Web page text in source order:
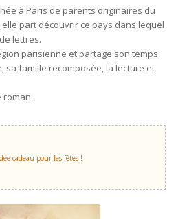
à Paris de parents originaires du
elle part découvrir ce pays dans lequel
lettres.
parisienne et partage son temps
sa famille recomposée, la lecture et
roman.
cadeau pour les fêtes !